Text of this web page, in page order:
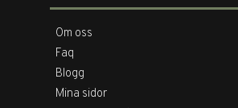
Om oss
Faq
Blogg
Mina sidor